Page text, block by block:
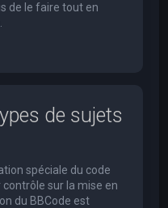
de le faire tout en
de sujets
spéciale du code
sur la mise en
du BBCode est